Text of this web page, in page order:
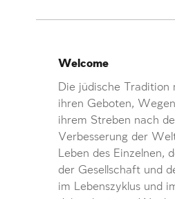
Welcome
Die jüdische Tradition
ihren Geboten,
ihrem Streben nach
Verbesserung der
Leben des Einzelnen,
der Gesellschaft und
im Lebenszyklus und